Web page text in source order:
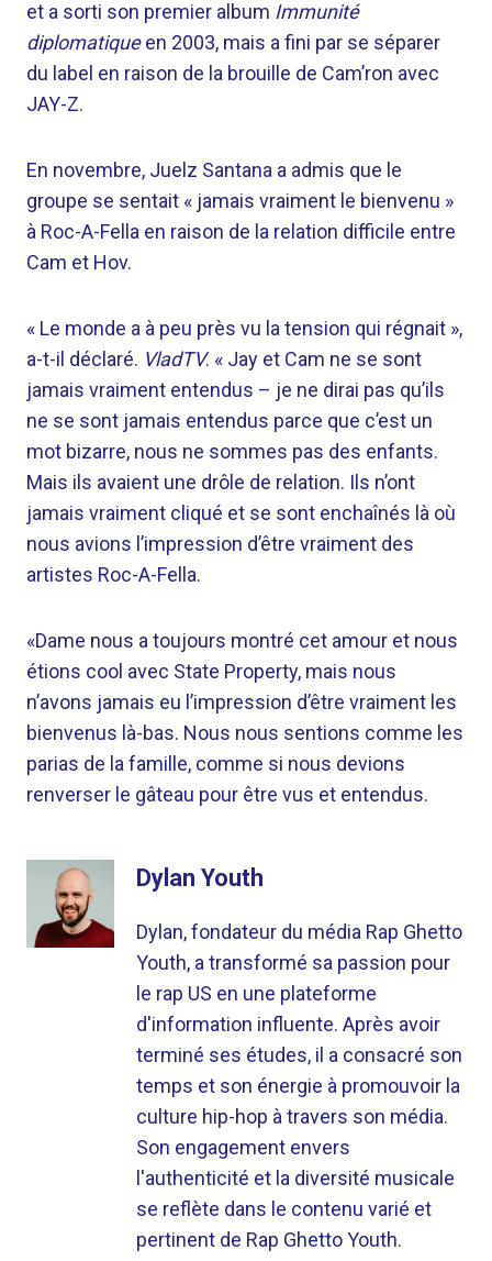
et a sorti son premier album Immunité
diplomatiqueen 2003, mais a fini par se séparer
du label en raison de la brouille de Cam’ron avec
JAY-Z.
En novembre, Juelz Santana a admis que le
groupe se sentait « jamais vraiment le bienvenu »
à Roc-A-Fella en raison de la relation difficile entre
Cam et Hov.
« Le monde a à peu près vu la tension qui régnait »,
a-t-il déclaré. VladTV. « Jay et Cam ne se sont
jamais vraiment entendus – je ne dirai pas qu’ils
ne se sont jamais entendus parce que c’est un
mot bizarre, nous ne sommes pas des enfants.
Mais ils avaient une drôle de relation. Ils n’ont
jamais vraiment cliqué et se sont enchaînés là où
nous avions l’impression d’être vraiment des
artistes Roc-A-Fella.
«Dame nous a toujours montré cet amour et nous
étions cool avec State Property, mais nous
n’avons jamais eu l’impression d’être vraiment les
bienvenus là-bas. Nous nous sentions comme les
parias de la famille, comme si nous devions
renverser le gâteau pour être vus et entendus.
Dylan Youth
Dylan, fondateur du média Rap Ghetto
Youth, a transformé sa passion pour
le rap US en une plateforme
d'information influente. Après avoir
terminé ses études, il a consacré son
temps et son énergie à promouvoir la
culture hip-hop à travers son média.
Son engagement envers
l'authenticité et la diversité musicale
se reflète dans le contenu varié et
pertinent de Rap Ghetto Youth.